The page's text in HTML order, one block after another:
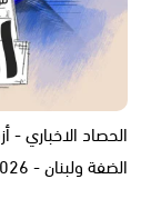
الحصاد الاخباري
الضفة ولبنان - 06.08.2026